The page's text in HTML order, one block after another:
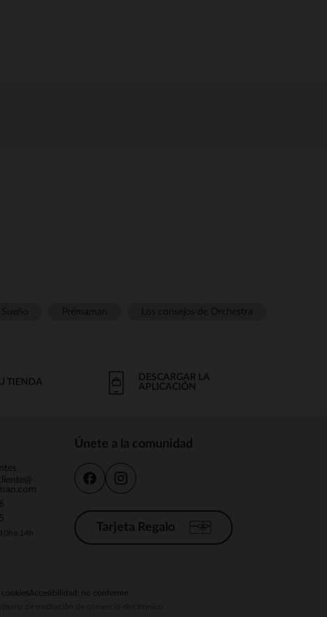
TIENDA
DESCARGAR LA
APLICACIÓN
a 14h
Únete a la comunidad
Tarjeta Regalo
Accesibilidad: no conforme